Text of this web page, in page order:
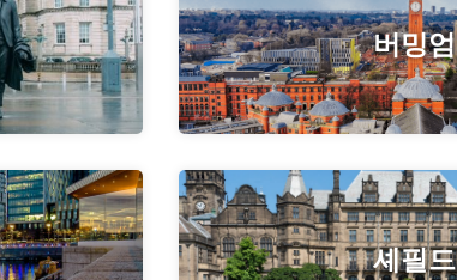
버밍엄
셰필드